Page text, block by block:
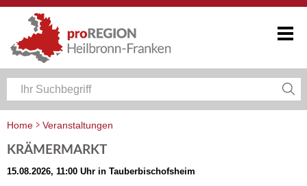
Home
Veranstaltungen
KRÄMERMARKT
15.08.2026, 11:00 Uhr in Tauberbischofsheim